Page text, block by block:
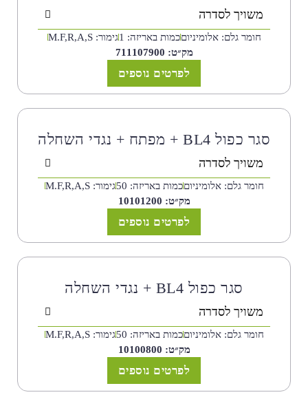
משויך לסדרה
חומר גלם: אלומיניוםכמות באריזה: 1
גימור: M.F,R,A,S
מק״ט: 711107900
לפרטים נוספים
סגר כפול BL4 + מפתח + נגדי השחלה
משויך לסדרה
חומר גלם: אלומיניוםכמות באריזה: 50
גימור: M.F,R,A,S
מק״ט: 10101200
לפרטים נוספים
סגר כפול BL4 + נגדי השחלה
משויך לסדרה
חומר גלם: אלומיניוםכמות באריזה: 50
גימור: M.F,R,A,S
מק״ט: 10100800
לפרטים נוספים